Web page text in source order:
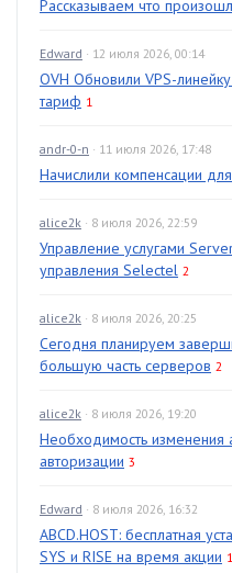
Рассказываем что
Edward · 12 июля 2026, 00:14
OVH Обновили VPS-
тариф 1
andr-0-n · 11 июля 2026, 17:48
Начислили компенсации
alice2k · 8 июля 2026, 22:59
Управление услугами
управления Selectel 2
alice2k · 8 июля 2026, 20:25
Сегодня планируем
большую часть серверов 2
alice2k · 8 июля 2026, 19:20
Необходимость изменения
авторизации 3
Edward · 8 июля 2026, 16:32
ABCD.HOST: бесплатная
SYS и RISE на время акции 1